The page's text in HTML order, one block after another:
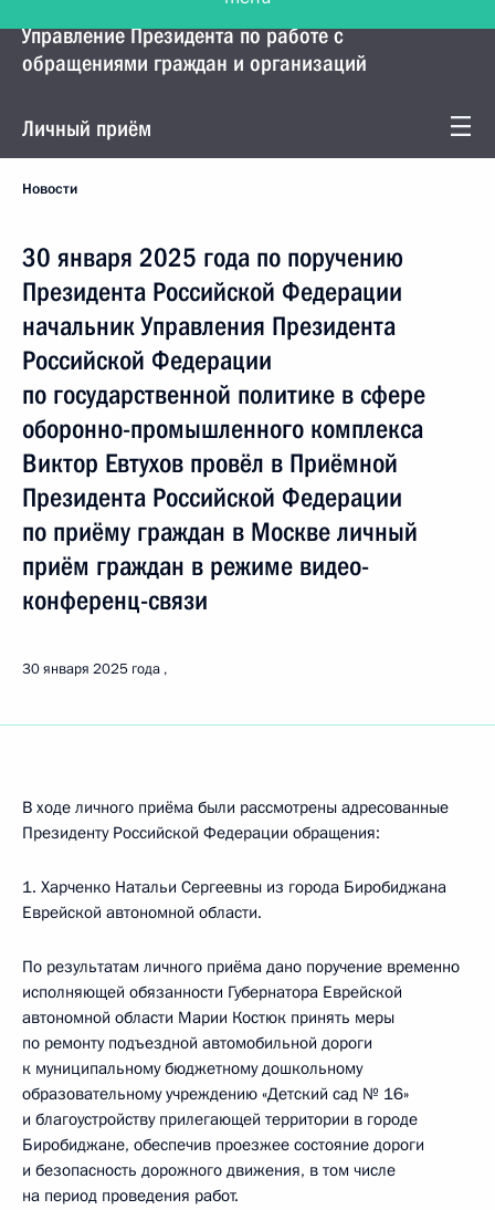
Управление Президента по работе с
обращениями граждан и организаций
Личный приём
Новости
30 января 2025 года по поручению
Президента Российской Федерации
начальник Управления Президента
Российской Федерации
по государственной политике в сфере
оборонно-промышленного комплекса
Виктор Евтухов провёл в Приёмной
Президента Российской Федерации
по приёму граждан в Москве личный
приём граждан в режиме видео-
конференц-связи
30 января 2025 года
В ходе личного приёма были рассмотрены адресованные
Президенту Российской Федерации обращения:
1. Харченко Натальи Сергеевны из города Биробиджана
Еврейской автономной области.
По результатам личного приёма дано поручение временно
исполняющей обязанности Губернатора Еврейской
автономной области Марии Костюк принять меры
по ремонту подъездной автомобильной дороги
к муниципальному бюджетному дошкольному
образовательному учреждению «Детский сад № 16»
и благоустройству прилегающей территории в городе
Биробиджане, обеспечив проезжее состояние дороги
и безопасность дорожного движения, в том числе
на период проведения работ.